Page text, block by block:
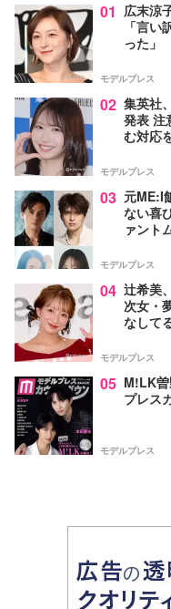
01 広末涼
「言
った」
モデルプレス
02 集英社
発表 注
む対応
モデルプレス
03 元ME:I
ない喜
ァント
モデルプレス
04 辻希美
次女・
なして
モデルプレス
05 M!LK
プレス
モデルプレス